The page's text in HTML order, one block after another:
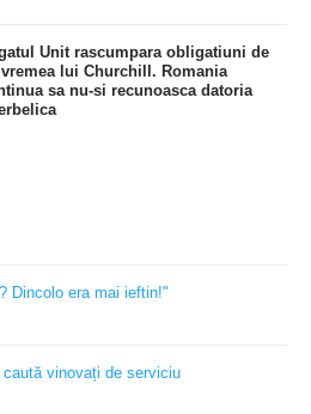
Unit rascumpara obligatiuni de
lui Churchill. Romania
sa nu-si recunoasca datoria
Dincolo era mai ieftin!"
vinovați de serviciu